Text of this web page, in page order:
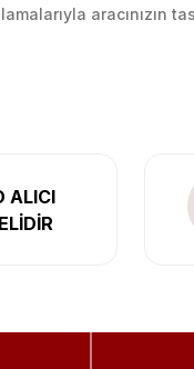
aracınızın
ALICI